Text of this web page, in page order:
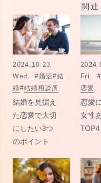
関連
2024.10.23
Wed.
#婚活#結
婚#結婚相談所
結婚を見据え
た恋愛で大切
にしたい3つ
のポイント
Fri.
#
恋愛
恋愛
女性
TOP4